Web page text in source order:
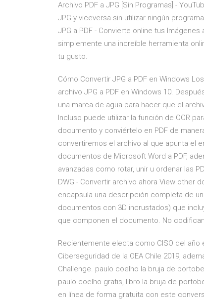
Archivo PDF a JPG [Sin Programas] -
JPG y viceversa sin utilizar ningún
JPG a PDF - Convierte online tus
simplemente una increíble herramienta
tu gusto.
Cómo Convertir JPG a PDF en Windows
archivo JPG a PDF en Windows 10.
una marca de agua para hacer que el
Incluso puede utilizar la función de OCR
documento y conviértelo en PDF de
convertiremos el archivo al que apunta el
documentos de Microsoft Word a PDF,
avanzadas como rotar, unir u ordenar las
DWG - Convertir archivo ahora View other
encapsula una descripción completa de
documentos con 3D incrustados) que
que componen el documento. No codifican
Recientemente electa como CISO del año
Ciberseguridad de la OEA Chile 2019,
Challenge. paulo coelho la bruja de
paulo coelho gratis, libro la bruja de
en línea de forma gratuita con este